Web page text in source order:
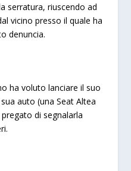
serratura, riuscendo ad
vicino presso il quale ha
denuncia.
ha voluto lanciare il suo
auto (una Seat Altea
di segnalarla